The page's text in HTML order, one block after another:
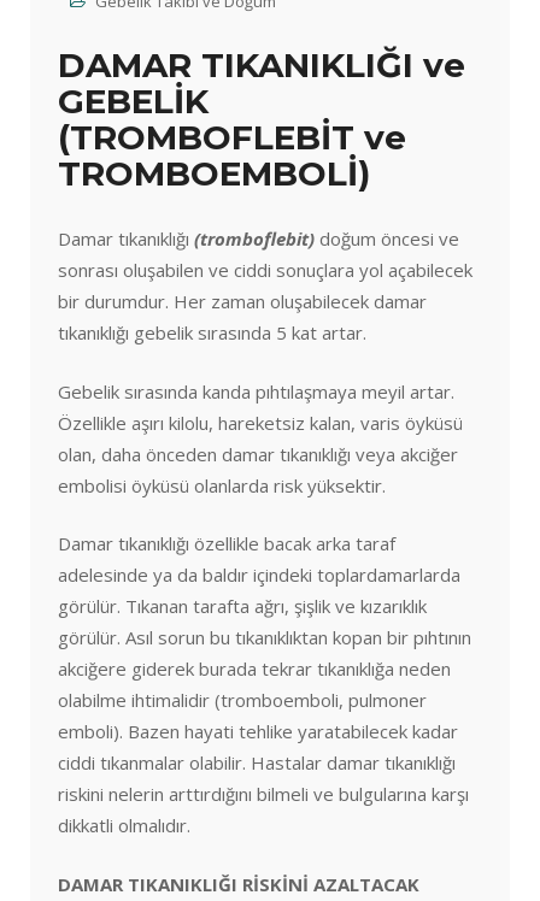
DAMAR TIKANIKLIĞI ve
GEBELİK
(TROMBOFLEBİT ve
TROMBOEMBOLİ)
Damar tıkanıklığı (tromboflebit) doğum öncesi ve
sonrası oluşabilen ve ciddi sonuçlara yol açabilecek
bir durumdur. Her zaman oluşabilecek damar
tıkanıklığı gebelik sırasında 5 kat artar.
Gebelik sırasında kanda pıhtılaşmaya meyil artar.
Özellikle aşırı kilolu, hareketsiz kalan, varis öyküsü
olan, daha önceden damar tıkanıklığı veya akciğer
embolisi öyküsü olanlarda risk yüksektir.
Damar tıkanıklığı özellikle bacak arka taraf
adelesinde ya da baldır içindeki toplardamarlarda
görülür. Tıkanan tarafta ağrı, şişlik ve kızarıklık
görülür. Asıl sorun bu tıkanıklıktan kopan bir pıhtının
akciğere giderek burada tekrar tıkanıklığa neden
olabilme ihtimalidir (tromboemboli, pulmoner
emboli). Bazen hayati tehlike yaratabilecek kadar
ciddi tıkanmalar olabilir. Hastalar damar tıkanıklığı
riskini nelerin arttırdığını bilmeli ve bulgularına karşı
dikkatli olmalıdır.
DAMAR TIKANIKLIĞI RİSKİNİ AZALTACAK